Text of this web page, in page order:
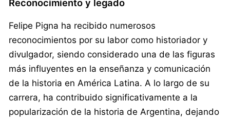
Reconocimiento y legado
Felipe Pigna ha recibido numerosos
reconocimientos por su labor como historiador y
divulgador, siendo considerado una de las figuras
más influyentes en la enseñanza y comunicación
de la historia en América Latina. A lo largo de su
carrera, ha contribuido significativamente a la
popularización de la historia de Argentina, dejando